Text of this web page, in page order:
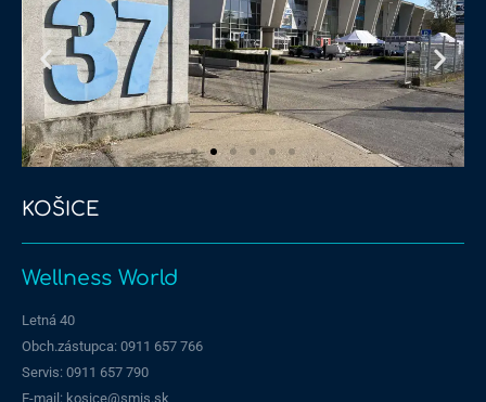
Stará Vajnorská
KOŠICE
Wellness World
Letná 40
Obch.zástupca: 0911 657 766
Servis: 0911 657 790​
E-mail: kosice@smis.sk